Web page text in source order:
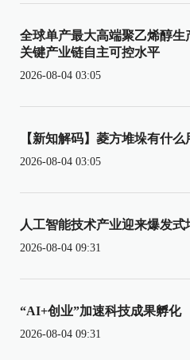
全球单产最大高端聚乙烯醇生
关键产业链自主可控水平
2026-08-04 03:05
【新知解码】菱方堆垛有什么
2026-08-04 03:05
人工智能技术产业迎来爆发式
2026-08-04 09:31
“AI+创业”加速科技成果孵化
2026-08-04 09:31